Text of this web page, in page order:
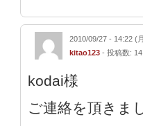
2010/09/27 - 14:22 (
kitao123 - 投稿数: 14
kodai様
ご連絡を頂きま